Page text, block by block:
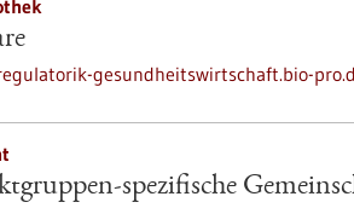
gesundheitswirtschaft.bio-
spezifische